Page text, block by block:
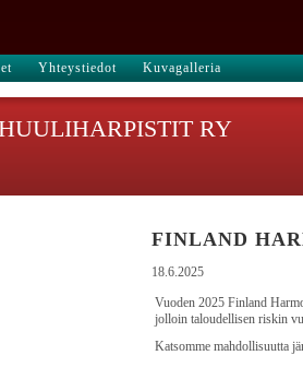
Yhteystiedot Kuvagalleria
RY
FINLAND
18.6.2025
Vuoden 2025 Finland
jolloin taloudellisen riskin
Katsomme mahdollisuutta